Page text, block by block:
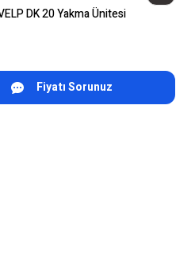
DK 20 Yakma Ünitesi
Fiyatı Sorunuz